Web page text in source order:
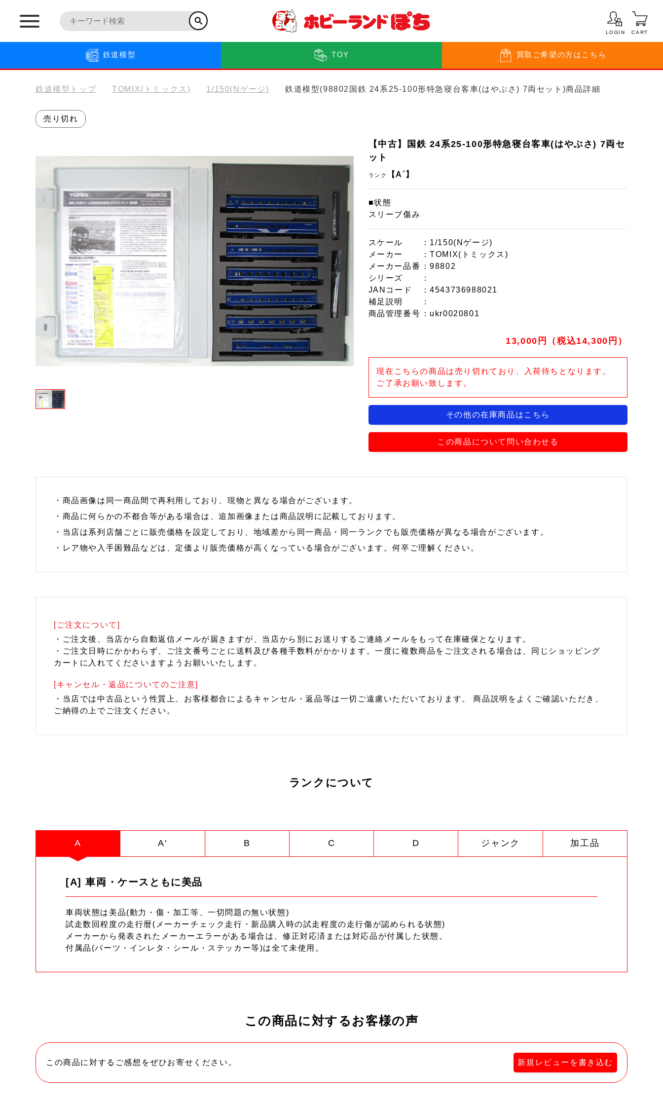
LOGIN CART
鉄道模型 TOY 買取 ご希望の方はこちら
鉄道模型トップ TOMIX(トミックス) 1/150(Nゲージ) 鉄道模型(98802国鉄 24系25-100形特急寝台客車(はやぶさ) 7両セット)商品詳細
売り切れ
【中古】国鉄 24系25-100形特急寝台客車(はやぶさ) 7両セ
ット
ランク 【A´】
■状態
スリーブ傷み
スケール
：1/150(Nゲージ)
メーカー
：TOMIX(トミックス)
メーカー品番
：98802
シリーズ
：
JANコード
：4543736988021
補足説明
：
商品管理番号 ：ukr0020801
13,000円（税込14,300円）
現在こちらの商品は売り切れており、入荷待ちとなります。
ご了承お願い致します。
その他の在庫商品はこちら
この商品について問い合わせる
・商品画像は同一商品間で再利用しており、現物と異なる場合がございます。
・商品に何らかの不都合等がある場合は、追加画像または商品説明に記載しております。
・当店は系列店舗ごとに販売価格を設定しており、地域差から同一商品・同一ランクでも販売価格が異なる場合がございます。
・レア物や入手困難品などは、定価より販売価格が高くなっている場合がございます。何卒ご理解ください。
[ご注文について]
・ご注文後、当店から自動返信メールが届きますが、当店から別にお送りするご連絡メールをもって在庫確保となります。
・ご注文日時にかかわらず、ご注文番号ごとに送料及び各種手数料がかかります。一度に複数商品をご注文される場合は、同じショッピング
カートに入れてくださいますようお願いいたします。
[キャンセル・返品についてのご注意]
・当店では中古品という性質上、お客様都合によるキャンセル・返品等は一切ご遠慮いただいております。 商品説明をよくご確認いただき、
ご納得の上でご注文ください。
ランクについて
A A' B C D ジャンク 加工品
[A] 車両・ケースともに美品
車両状態は美品(動力・傷・加工等、一切問題の無い状態)
試走数回程度の走行暦(メーカーチェック走行・新品購入時の試走程度の走行傷が認められる状態)
メーカーから発表されたメーカーエラーがある場合は、修正対応済または対応品が付属した状態。
付属品(パーツ・インレタ・シール・ステッカー等)は全て未使用。
この商品に対するお客様の声
この商品に対するご感想をぜひお寄せください。 新規レビューを書き込む